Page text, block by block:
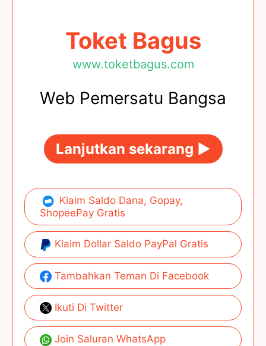
Toket Bagus
www.toketbagus.com
Web Pemersatu Bangsa
Lanjutkan sekarang ►
Klaim Saldo Dana, Gopay,
ShopeePay Gratis
Klaim Dollar Saldo PayPal Gratis
Tambahkan Teman Di Facebook
Ikuti Di Twitter
Join Saluran WhatsApp